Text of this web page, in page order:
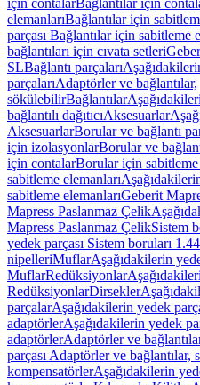
için contalarBağlantılar için
elemanlarıBağlantılar için
parçası Bağlantılar için sabitleme
bağlantıları için cıvata setleri
SLBağlantı parçaları
parçalarıAdaptörler ve bağlantılar,
sökülebilirBağlantılar
bağlantılı dağıtıcıAksesuarlar
AksesuarlarBorular ve bağlantı
için izolasyonlarBorular ve
için contalarBorular için sabitleme
sabitleme elemanları
sabitleme elemanlarıGeberit
Mapress Paslanmaz Çelik
Mapress Paslanmaz ÇelikSistem
yedek parçası Sistem boruları
nipelleriMuflarAşağıdakilerin
MuflarRedüksiyonlar
RedüksiyonlarDirsekler
parçalarAşağıdakilerin yedek
adaptörlerAşağıdakilerin yedek
adaptörlerAdaptörler ve
parçası Adaptörler ve bağlantılar,
kompensatörlerAşağıdakilerin